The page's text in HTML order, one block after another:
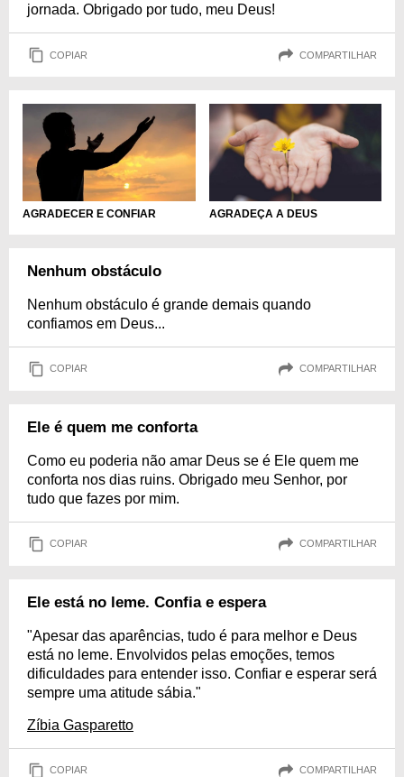
jornada. Obrigado por tudo, meu Deus!
COPIAR COMPARTILHAR
AGRADECER E CONFIAR AGRADEÇA A DEUS
Nenhum obstáculo
Nenhum obstáculo é grande demais quando
confiamos em Deus...
COPIAR COMPARTILHAR
Ele é quem me conforta
Como eu poderia não amar Deus se é Ele quem me
conforta nos dias ruins. Obrigado meu Senhor, por
tudo que fazes por mim.
COPIAR COMPARTILHAR
Ele está no leme. Confia e espera
"Apesar das aparências, tudo é para melhor e Deus
está no leme. Envolvidos pelas emoções, temos
dificuldades para entender isso. Confiar e esperar será
sempre uma atitude sábia."
Zíbia Gasparetto
COPIAR COMPARTILHAR